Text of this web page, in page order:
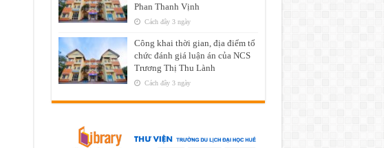
Phan Thanh Vịnh
Cách đây 3 ngày
Công khai thời gian, địa điểm tổ
chức đánh giá luận án của NCS
Trương Thị Thu Lành
Cách đây 3 ngày